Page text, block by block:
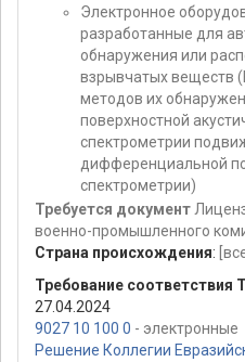
Электронное
разработанные для
обнаружения или
взрывчатых веществ
методов их
поверхностной
спектрометрии
дифференциальной
спектрометрии)
Требуется документ
военно-промышленного
Страна происхождения:
Требование соответствия
27.04.2024
9027 10 100 0 - электронные
Решение Коллегии